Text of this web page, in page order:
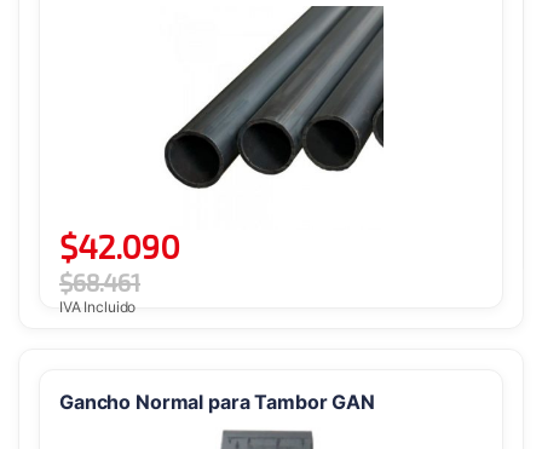
$42.090
$68.461
IVA Incluido
Gancho Normal para Tambor GAN